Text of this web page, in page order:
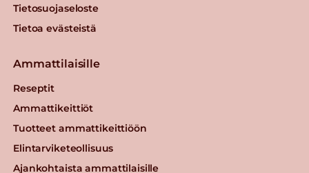
Tietosuojaseloste
Tietoa evästeistä
Ammattilaisille
Reseptit
Ammattikeittiöt
Tuotteet ammattikeittiöön
Elintarviketeollisuus
Ajankohtaista ammattilaisille